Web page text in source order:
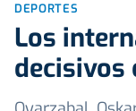
DEPORTES
Los
decisivos